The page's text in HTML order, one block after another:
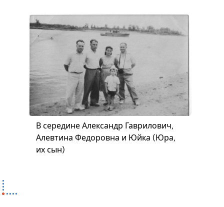
В середине Александр Гаврилович,
Алевтина Федоровна и Юйка (Юра,
их сын)